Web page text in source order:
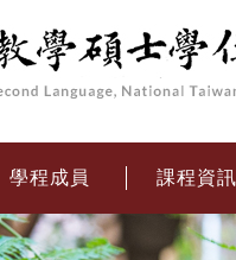
學程成員 課程資訊